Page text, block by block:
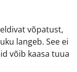
võpatust,
langeb. See ei
võib kaasa tuua